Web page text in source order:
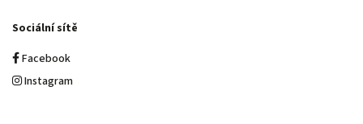
Sociální sítě
Facebook
Instagram